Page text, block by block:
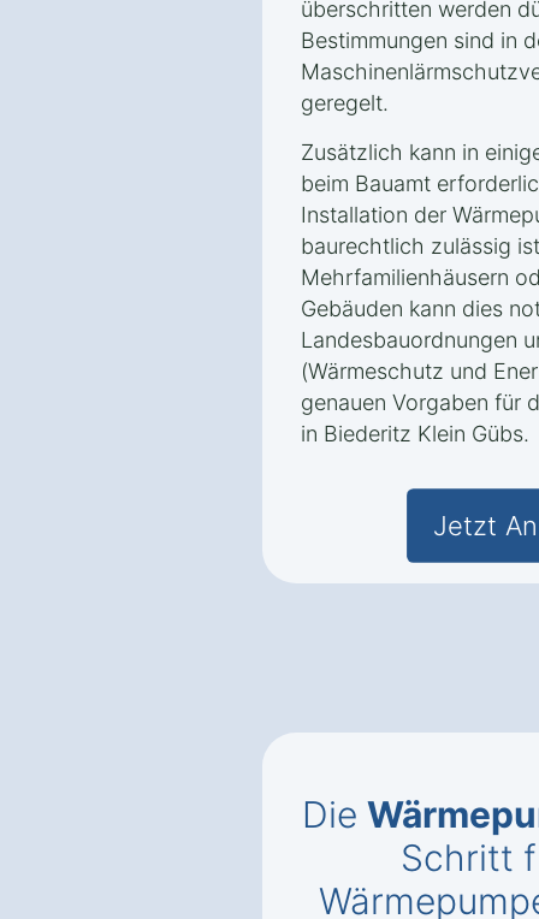
überschritten werden
Bestimmungen sind in
geregelt.
Zusätzlich kann in
beim Bauamt
Installation der
baurechtlich zulässig
Mehrfamilienhäusern
Gebäuden kann dies
Landesbauordnungen
(Wärmeschutz und
genauen Vorgaben für
in Biederitz Klein Gübs.
Jetzt
Die
Schritt